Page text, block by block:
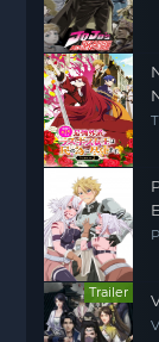
Trailer